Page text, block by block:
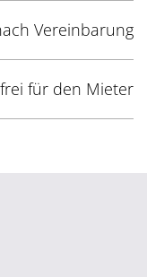
Vereinbarung
für den Mieter